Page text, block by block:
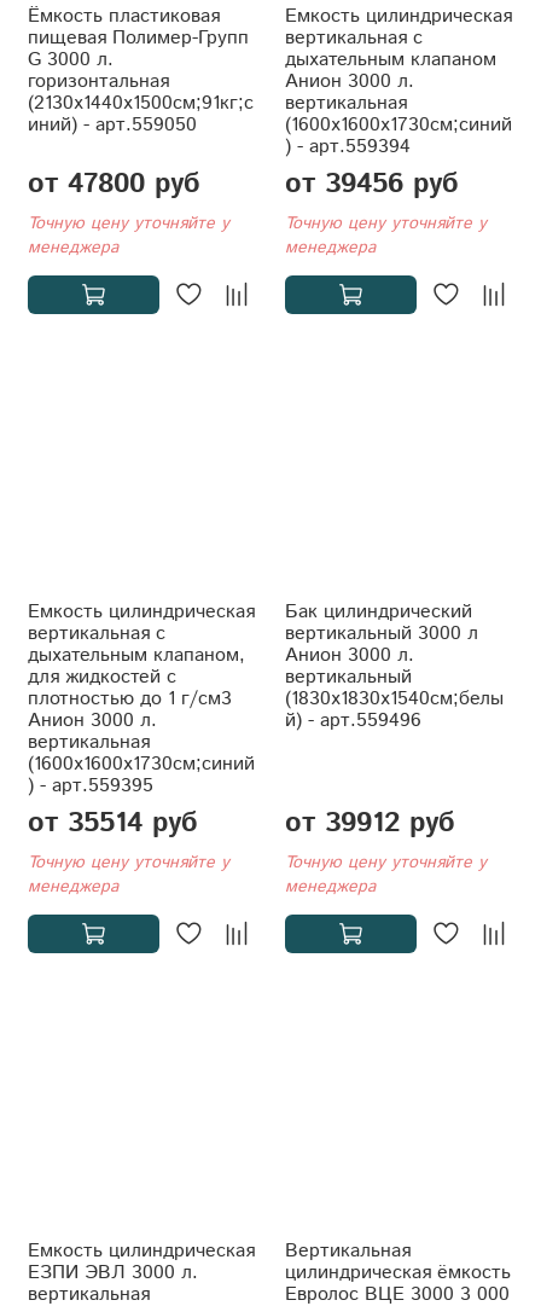
Ёмкость пластиковая
пищевая Полимер-Групп
G 3000 л.
горизонтальная
(2130x1440x1500см;91кг;с
иний) - арт.559050
от 47800 руб
Точную цену уточняйте у
менеджера
Емкость цилиндрическая
вертикальная с
дыхательным клапаном
Анион 3000 л.
вертикальная
(1600x1600x1730см;синий
) - арт.559394
от 39456 руб
Точную цену уточняйте у
менеджера
Емкость цилиндрическая
вертикальная с
дыхательным клапаном,
для жидкостей с
плотностью до 1 г/см3
Анион 3000 л.
вертикальная
(1600x1600x1730см;синий
) - арт.559395
от 35514 руб
Точную цену уточняйте у
менеджера
Бак цилиндрический
вертикальный 3000 л
Анион 3000 л.
вертикальный
(1830x1830x1540см;белы
й) - арт.559496
от 39912 руб
Точную цену уточняйте у
менеджера
Емкость цилиндрическая
ЕЗПИ ЭВЛ 3000 л.
вертикальная
Вертикальная
цилиндрическая ёмкость
Евролос ВЦЕ 3000 3 000